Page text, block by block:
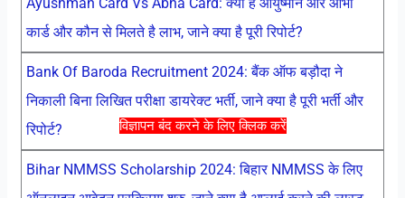
विज्ञापन बंद करने के लिए क्लिक करें
कार्ड और कौन से मिलते है लाभ, जाने क्या है पूरी रिपोर्ट?
Bank Of Baroda Recruitment 2024: बैंक ऑफ बड़ौदा ने
निकाली बिना लिखित परीक्षा डायरेक्ट भर्ती, जाने क्या है पूरी भर्ती और
रिपोर्ट?
Bihar NMMSS Scholarship 2024: बिहार NMMSS के लिए